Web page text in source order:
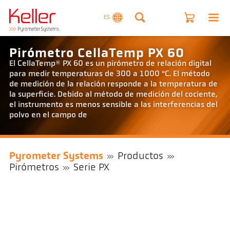
ES
Pirómetro CellaTemp PX 60
El CellaTemp® PX 60 es un pirómetro de relación digital
para medir temperaturas de 300 a 1000 °C. El método
de medición de la relación responde a la temperatura de
la superficie. Debido al método de medición del cociente,
el instrumento es menos sensible a las interferencias del
polvo en el campo de
Pyrometer Systems
Productos
Pirómetros
Serie PX